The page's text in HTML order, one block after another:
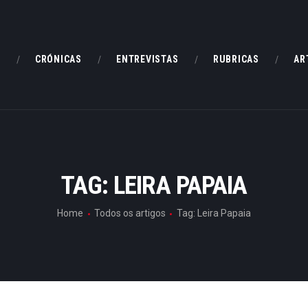
CRÓNICAS ENTREVISTAS RUBRICAS
TAG: LEIRA PAPAIA
Home Todos os artigos Tag: Leira Papaia
CRÓNICAS
ARTIGOS